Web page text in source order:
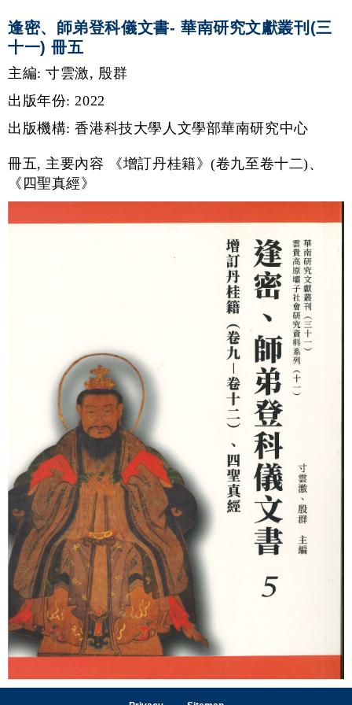
逢密、師弟登科儀文書- 華南研究文獻叢刊(三
十一) 冊五
主編: 寸雲激, 殷群
出版年份: 2022
出版機構: 香港科技大學人文學部華南研究中心
冊五, 主要內容 《增訂丹桂籍》(卷九至卷十二)、
《四聖真經》